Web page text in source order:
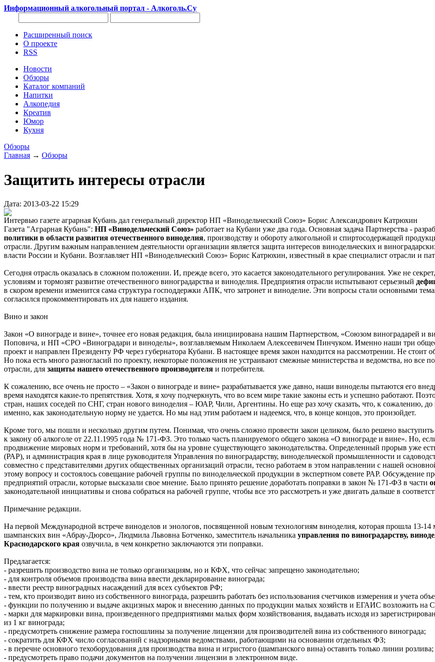
Информационный алкогольный портал - Алкоголь.Су
Расширенный поиск
О проекте
RSS
Новости
Обзоры
Каталог компаний
Напитки
Алкопедия
Креатив
Юмор
Кухня
Обзоры
Главная → Обзоры
Защитить интересы отрасли
Дата: 2013-03-22 15:29
Интервью газете аграрная Кубань дал генеральный директор НП «Винодельческий Союз» Борис Александрович Катрюхин
Газета "Аграрная Кубань": НП «Винодельческий Союз» работает на Кубани уже два года. Основная задача Партнерства -
политики в области развития отечественного виноделия, производству и обороту алкогольной и спиртосодержащей
отрасли. Другим важным направлением деятельности организации является защита интересов винодельческих и
власти России и Кубани. Возглавляет НП «Винодельческий Союз» Борис Катрюхин, известный в крае специалист отрасли и
Сегодня отрасль оказалась в сложном положении. И, прежде всего, это касается законодательного регулирования. Уже не
условиям и тормозят развитие отечественного виноградарства и виноделия. Предприятия отрасли испытывают серьезный
в скором времени изменится сама структура господдержки АПК, что затронет и виноделие. Эти вопросы стали основными
согласился прокомментировать их для нашего издания.
Вино и закон
Закон «О винограде и вине», точнее его новая редакция, была инициирована нашим Партнерством, «Союзом виноградарей и
Поповича, и НП «СРО «Виноградари и виноделы», возглавляемым Николаем Алексеевичем Пинчуком. Именно наши три
проект и направлен Президенту РФ через губернатора Кубани. В настоящее время закон находится на рассмотрении. Не стоит
Но пока есть много разногласий по проекту, некоторые положения не устраивают смежные министерства и ведомства, но все
отрасли, для защиты нашего отечественного производителя и потребителя.
К сожалению, все очень не просто – «Закон о винограде и вине» разрабатывается уже давно, наши виноделы пытаются его
время находятся какие-то препятствия. Хотя, я хочу подчеркнуть, что во всем мире такие законы есть и успешно работают.
стран, наших соседей по СНГ, стран нового виноделия – ЮАР, Чили, Аргентины. Но еще раз хочу сказать, что, к сожалению, до
именно, как законодательную норму не удается. Но мы над этим работаем и надеемся, что, в конце концов, это произойдет.
Кроме того, мы пошли и несколько другим путем. Понимая, что очень сложно провести закон целиком, было решено
к закону об алкоголе от 22.11.1995 года № 171-ФЗ. Это только часть планируемого общего закона «О винограде и вине». Но,
продвижение мировых норм и требований, хотя бы на уровне существующего законодательства. Определенный прорыв уже
(РАР), и администрация края в лице руководителя Управления по виноградарству, винодельческой промышленности и
совместно с представителями других общественных организаций отрасли, тесно работаем в этом направлении с нашей
этому вопросу и состоялось совещание рабочей группы по винодельческой продукции в экспертном совете РАР. Обсуждение
предприятий отрасли, которые высказали свое мнение. Было принято решение доработать поправки в закон № 171-ФЗ в части
законодательной инициативы и снова собраться на рабочей группе, чтобы все это рассмотреть и уже двигать дальше в
Примечание редакции.
На первой Международной встрече виноделов и энологов, посвященной новым технологиям виноделия, которая прошла 13-14
шампанских вин «Абрау-Дюрсо», Людмила Львовна Ботченко, заместитель начальника управления по виноградарству,
Краснодарского края озвучила, в чем конкретно заключаются эти поправки.
Предлагается:
- разрешить производство вина не только организациям, но и КФХ, что сейчас запрещено законодательно;
- для контроля объемов производства вина ввести декларирование винограда;
- ввести реестр виноградных насаждений для всех субъектов РФ;
- тем, кто производит вино из собственного винограда, разрешить работать без использования счетчиков измерения и учета
- функции по получению и выдаче акцизных марок и внесению данных по продукции малых хозяйств и ЕГАИС возложить на
- марки для маркировки вина, произведенного предприятиями малых форм хозяйствования, выдавать исходя из
из 1 кг винограда;
- предусмотреть снижение размера госпошлины за получение лицензии для производителей вина из собственного винограда;
- сократить для КФХ число согласований с надзорными ведомствами, работающими на основании отдельных ФЗ;
- в перечне основного техоборудования для производства вина и игристого (шампанского вина) оставить только линии розлива;
- предусмотреть право подачи документов на получении лицензии в электронном виде.